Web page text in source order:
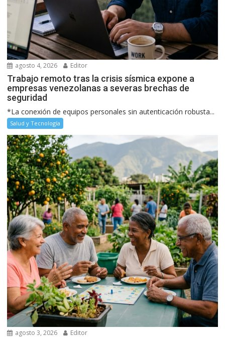
agosto 4, 2026 Editor
Trabajo remoto tras la crisis sísmica expone a
empresas venezolanas a severas brechas de
seguridad
*La conexión de equipos personales sin autenticación robusta...
Salud y Tecnología
agosto 3, 2026 Editor